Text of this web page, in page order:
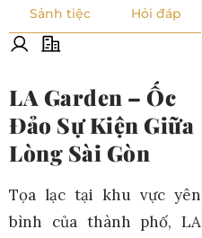
Sảnh tiệc Hỏi đáp
LA Garden – Ốc
Đảo Sự Kiện Giữa
Lòng Sài Gòn
Tọa lạc tại khu vực yên
bình của thành phố, LA